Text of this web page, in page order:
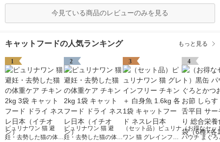
今見ている商品のレビューのみを見る
キャットフードの人気ランキング もっと見る
1
ピュリナワン 猫 避
妊・去勢した猫の体重
2
ピュリナワン 猫 避
妊・去勢した猫の体重
3
（セット品）ピュリナ
ワン 猫 グレインフリ
4
（お得なセッ
パウチ まぐろ